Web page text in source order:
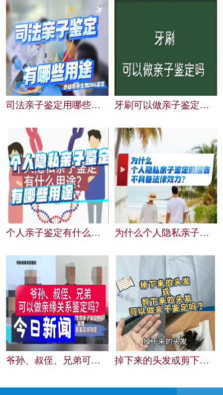
司法亲子鉴定用哪些用途 牙刷可以做亲子鉴定吗？赤峰粤泰生物为你解答
个人亲子鉴定有什么用途？赤峰粤泰生物为您解答 为什么个人隐私亲子鉴定的报告不具备法律效力？
爷孙、叔侄、兄弟可以做亲缘关系鉴定吗？ 掉下来的头发或剪下来的头发可以做亲自鉴定吗？